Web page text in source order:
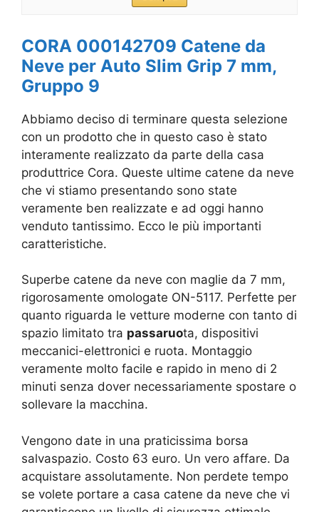
CORA 000142709 Catene da
Neve per Auto Slim Grip 7 mm,
Gruppo 9
Abbiamo deciso di terminare questa selezione
con un prodotto che in questo caso è stato
interamente realizzato da parte della casa
produttrice Cora. Queste ultime catene da neve
che vi stiamo presentando sono state
veramente ben realizzate e ad oggi hanno
venduto tantissimo. Ecco le più importanti
caratteristiche.
Superbe catene da neve con maglie da 7 mm,
rigorosamente omologate ON-5117. Perfette per
quanto riguarda le vetture moderne con tanto di
spazio limitato tra passaruota, dispositivi
meccanici-elettronici e ruota. Montaggio
veramente molto facile e rapido in meno di 2
minuti senza dover necessariamente spostare o
sollevare la macchina.
Vengono date in una praticissima borsa
salvaspazio. Costo 63 euro. Un vero affare. Da
acquistare assolutamente. Non perdete tempo
se volete portare a casa catene da neve che vi